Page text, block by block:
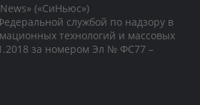
(«СиНьюс»)
службой по надзору в
технологий и массовых
за номером Эл № ФС77 –